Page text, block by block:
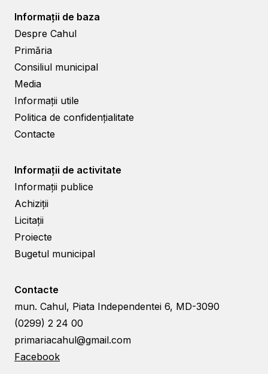
Informații de baza
Despre Cahul
Primăria
Consiliul municipal
Media
Informații utile
Politica de confidențialitate
Contacte
Informații de activitate
Informații publice
Achiziții
Licitații
Proiecte
Bugetul municipal
Contacte
mun. Cahul, Piata Independentei 6, MD-3090
(0299) 2 24 00
primariacahul@gmail.com
Facebook